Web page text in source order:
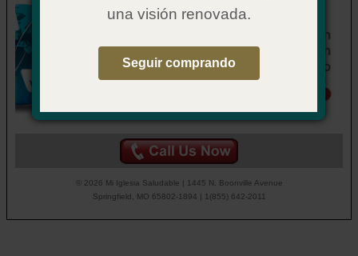
© 2026 Mi Iglesia Saludable | 1445 N. Boonville Avenue
Springfield, MO 65802-1894 | 1(855) 642-2011
una visión renovada.
Seguir comprando